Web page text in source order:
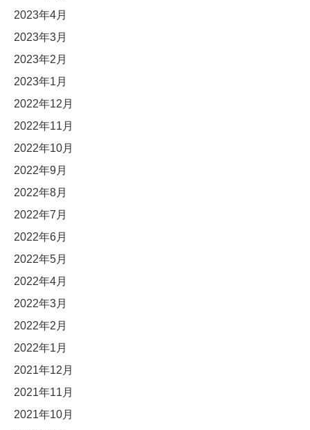
2023年4月
2023年3月
2023年2月
2023年1月
2022年12月
2022年11月
2022年10月
2022年9月
2022年8月
2022年7月
2022年6月
2022年5月
2022年4月
2022年3月
2022年2月
2022年1月
2021年12月
2021年11月
2021年10月